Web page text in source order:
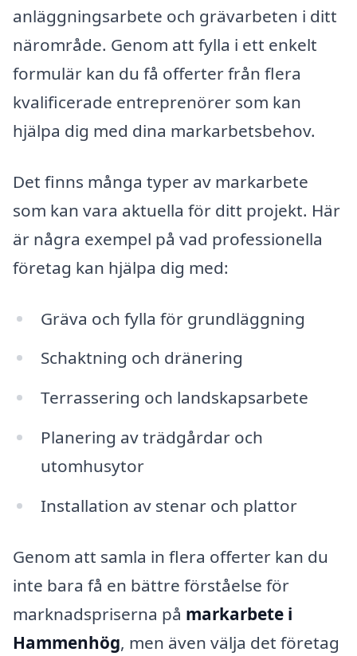
anläggningsarbete och grävarbeten i ditt
närområde. Genom att fylla i ett enkelt
formulär kan du få offerter från flera
kvalificerade entreprenörer som kan
hjälpa dig med dina markarbetsbehov.
Det finns många typer av markarbete
som kan vara aktuella för ditt projekt. Här
är några exempel på vad professionella
företag kan hjälpa dig med:
Gräva och fylla för grundläggning
Schaktning och dränering
Terrassering och landskapsarbete
Planering av trädgårdar och
utomhusytor
Installation av stenar och plattor
Genom att samla in flera offerter kan du
inte bara få en bättre förståelse för
marknadspriserna på markarbete i
Hammenhög, men även välja det företag